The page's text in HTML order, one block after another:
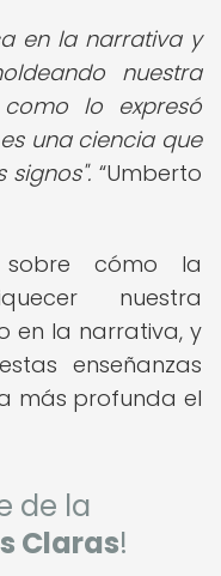
en la narrativa y
nuestra
lo expresó
una ciencia que
Umberto
sobre cómo la
nuestra
en la narrativa, y
enseñanzas
más profunda el
de la
Claras!